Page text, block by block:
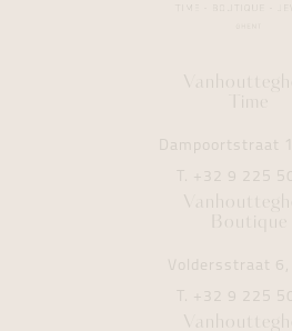
Time
Dampoortstraat
T. +32 9 225
Boutique
Voldersstraat 6,
T. +32 9 225